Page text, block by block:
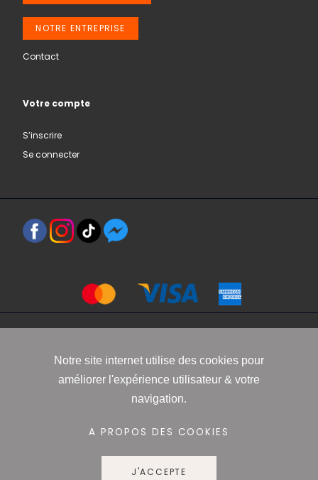
NOTRE ENTREPRISE
Contact
Votre compte
S’inscrire
Se connecter
Conditions générales de vente
confidentialité
Notre site internet utilise des cookies pour
améliorer l'expérience utilisateur & votre
navigation.
A PROPOS DES COOKIES
J'ACCEPTE